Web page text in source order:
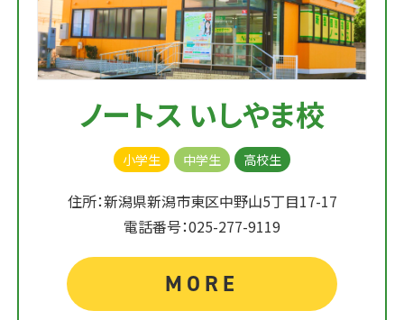
ノートス いしやま校
小学生 中学生 高校生
住所：新潟県新潟市東区中野山5丁目17-17
電話番号：025-277-9119
MORE